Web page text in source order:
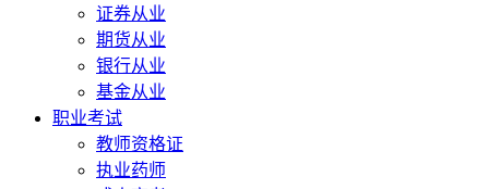
证券从业
期货从业
银行从业
基金从业
职业考试
教师资格证
执业药师